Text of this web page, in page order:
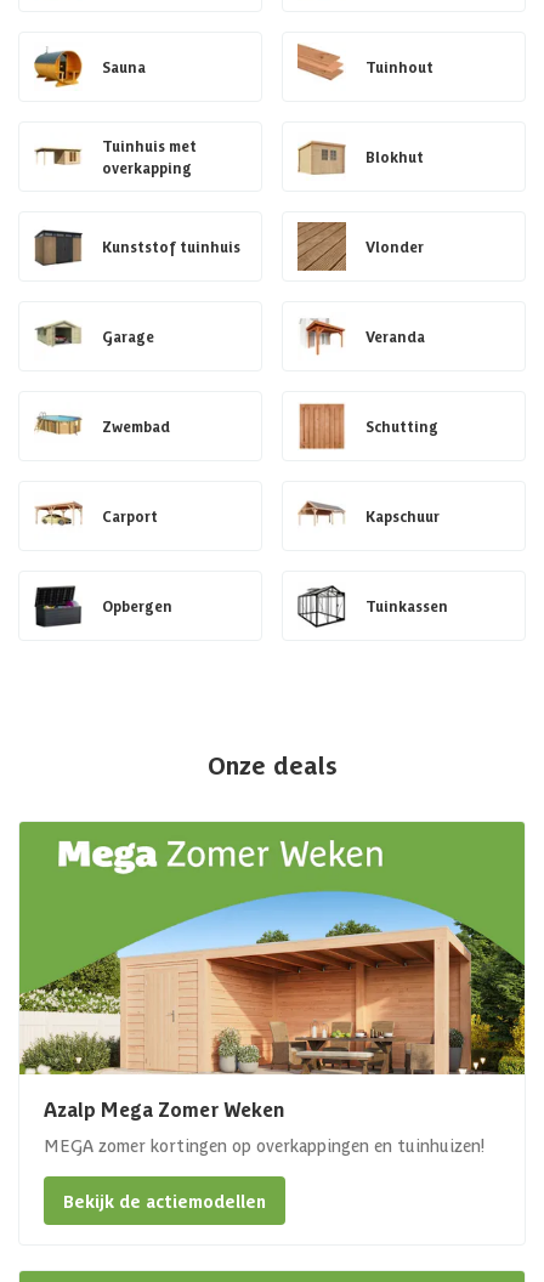
Sauna Tuinhout
Tuinhuis met
overkapping
Blokhut
Kunststof tuinhuis Vlonder
Garage Veranda
Zwembad Schutting
Carport Kapschuur
Opbergen Tuinkassen
Onze deals
Azalp Mega Zomer Weken
MEGA zomer kortingen op overkappingen en tuinhuizen!
Bekijk de actiemodellen